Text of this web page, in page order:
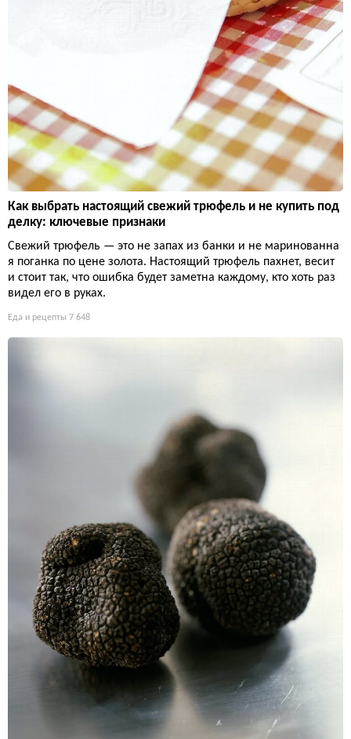
Как выбрать настоящий свежий трюфель и не купить под
делку: ключевые признаки
Свежий трюфель — это не запах из банки и не маринованна
я поганка по цене золота. Настоящий трюфель пахнет, весит
и стоит так, что ошибка будет заметна каждому, кто хоть раз
видел его в руках.
Еда и рецепты 7 648